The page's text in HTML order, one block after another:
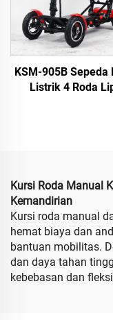
KSM-905B Sepeda
Listrik 4 Roda
Kursi Roda Manual
Kemandirian
Kursi roda manual
hemat biaya dan
bantuan mobilitas.
dan daya tahan
kebebasan dan